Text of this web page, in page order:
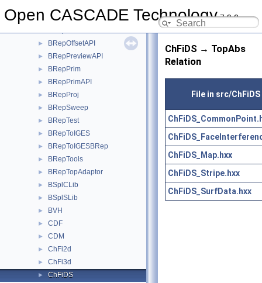
Open CASCADE Technology7.9.0
BRepMeshData
► BRepOffsetAPI
► BRepPreviewAPI
► BRepPrim
► BRepPrimAPI
► BRepProj
► BRepSweep
► BRepTest
► BRepToIGES
► BRepToIGESBRep
► BRepTools
► BRepTopAdaptor
► BSplCLib
► BSplSLib
► BVH
► CDF
► CDM
► ChFi2d
► ChFi3d
► ChFiDS
ChFiDS → TopAbs
Relation
File in src/ChFiDS
ChFiDS_Map.hxx
ChFiDS_Stripe.hxx
ChFiDS_SurfData.hxx